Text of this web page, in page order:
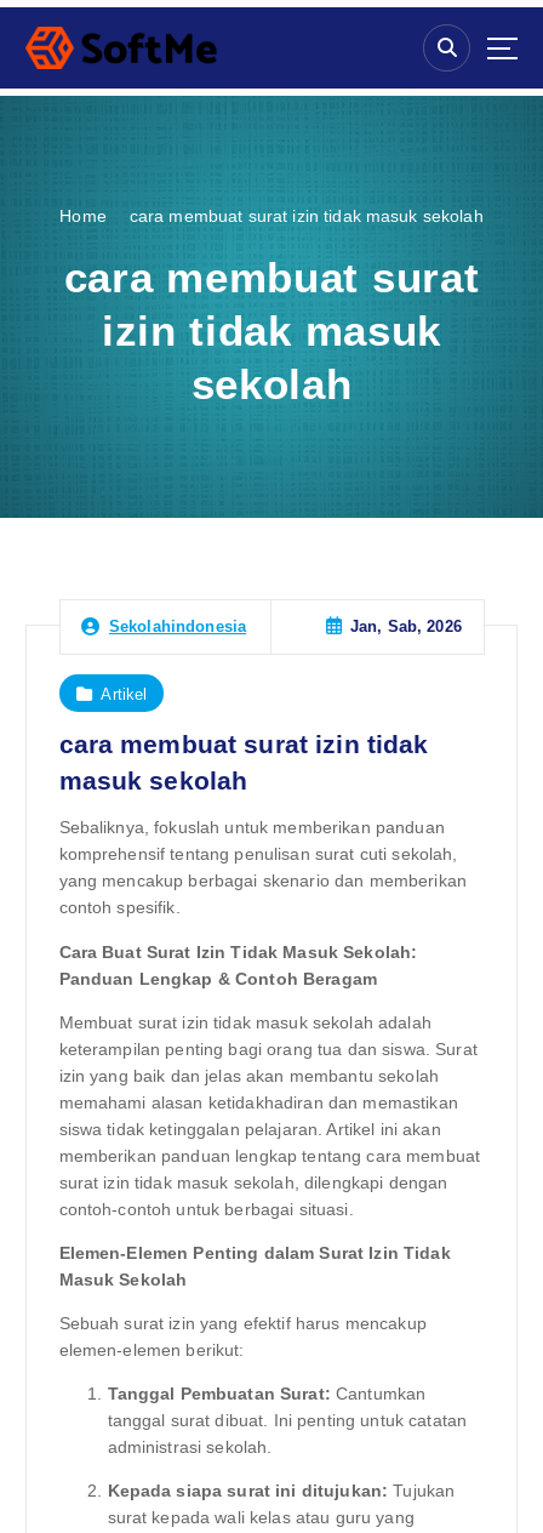
S
p
Home cara membuat surat izin tidak masuk sekolah
cara membuat surat
izin tidak masuk
sekolah
Sekolahindonesia Jan, Sab, 2026
Artikel
cara membuat surat izin tidak
masuk sekolah
Sebaliknya, fokuslah untuk memberikan panduan
komprehensif tentang penulisan surat cuti sekolah,
yang mencakup berbagai skenario dan memberikan
contoh spesifik.
Cara Buat Surat Izin Tidak Masuk Sekolah:
Panduan Lengkap & Contoh Beragam
Membuat surat izin tidak masuk sekolah adalah
keterampilan penting bagi orang tua dan siswa. Surat
izin yang baik dan jelas akan membantu sekolah
memahami alasan ketidakhadiran dan memastikan
siswa tidak ketinggalan pelajaran. Artikel ini akan
memberikan panduan lengkap tentang cara membuat
surat izin tidak masuk sekolah, dilengkapi dengan
contoh-contoh untuk berbagai situasi.
Elemen-Elemen Penting dalam Surat Izin Tidak
Masuk Sekolah
Sebuah surat izin yang efektif harus mencakup
elemen-elemen berikut:
Tanggal Pembuatan Surat: Cantumkan
tanggal surat dibuat. Ini penting untuk catatan
administrasi sekolah.
Kepada siapa surat ini ditujukan: Tujukan
surat kepada wali kelas atau guru yang